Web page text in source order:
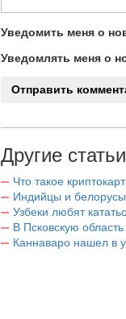
Уведомить меня о
Уведомлять меня о
Другие
Что такое
Индийцы и
Узбеки любят
В Псковскую
Каннаваро нашел в